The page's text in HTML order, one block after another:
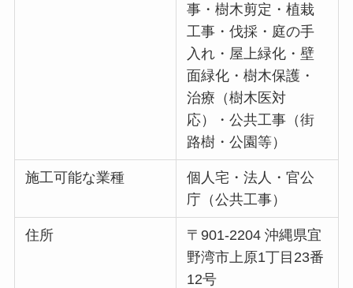
事・樹木剪定・植栽
工事・伐採・庭の手
入れ・屋上緑化・壁
面緑化・樹木保護・
治療（樹木医対
応）・公共工事（街
路樹・公園等）
施工可能な業種
個人宅・法人・官公
庁（公共工事）
住所
〒901-2204 沖縄県宜
野湾市上原1丁目23番
12号